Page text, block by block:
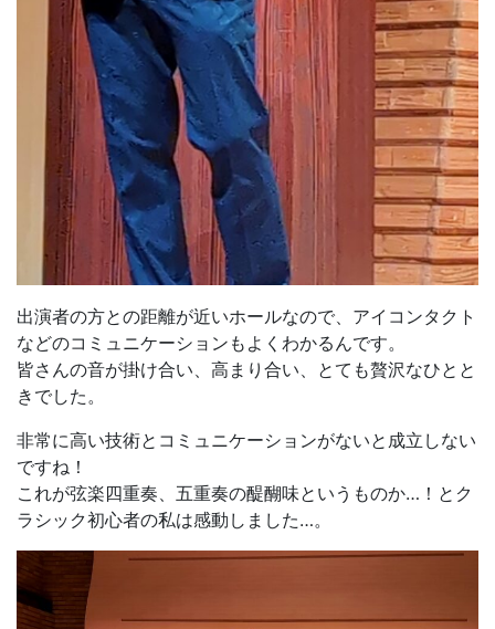
出演者の方との距離が近いホールなので、アイコンタクト
などのコミュニケーションもよくわかるんです。
皆さんの音が掛け合い、高まり合い、とても贅沢なひとと
きでした。
非常に高い技術とコミュニケーションがないと成立しない
ですね！
これが弦楽四重奏、五重奏の醍醐味というものか…！とク
ラシック初心者の私は感動しました…。